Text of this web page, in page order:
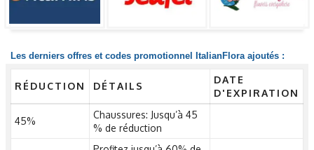
Les derniers offres et codes promotionnel ItalianFlora ajoutés :
RÉDUCTION DÉTAILS
DATE
D'EXPIRATION
45%
Chaussures: Jusqu’à 45
% de réduction